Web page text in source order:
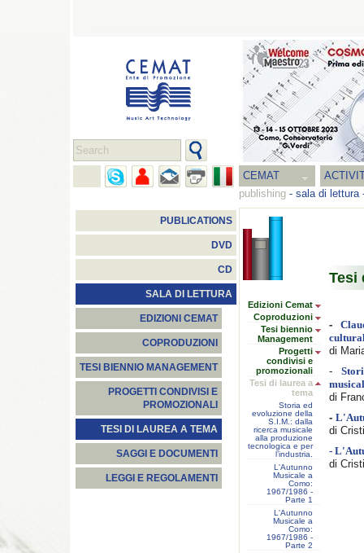
CEMAT
publishing - sala di lettura
PUBLICATIONS
DVD
CD
SALA DI LETTURA
EDIZIONI CEMAT
COPRODUZIONI
TESI BIENNIO MANAGEMENT
PROGETTI CONDIVISI E
PROMOZIONALI
TESI DI LAUREA A TEMA
SAGGI E DOCUMENTI
LEGGI E REGOLAMENTI
Edizioni Cemat
Coproduzioni
Tesi biennio
Management
Progetti
condivisi e
promozionali
Tesi di laurea a
tema
Storia ed
evoluzione della
S.I.M.: dalla
ricerca musicale
alla produzione
tecnologica e per
l’industria.
L'Autunno
Musicale a
Como:
1967/1986 -
Parte 1
L'Autunno
Musicale a
Como:
1967/1986 -
Parte 2
Tesi
-
di
-
di
-
di
-
di